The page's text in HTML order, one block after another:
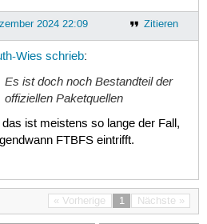
Zitieren
2024 22:09
Wies schrieb:
Es ist doch noch Bestandteil der
offiziellen Paketquellen
das ist meistens so lange der Fall,
FTBFS eintrifft.
« Vorherige 1 Nächste »